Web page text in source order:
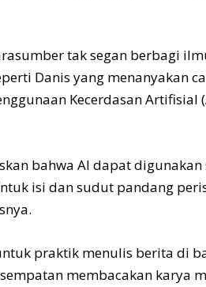
tak segan berbagi
Danis yang menanyakan
Kecerdasan Artifisial
bahwa AI dapat digunakan
isi dan sudut pandang
praktik menulis berita di
membacakan karya